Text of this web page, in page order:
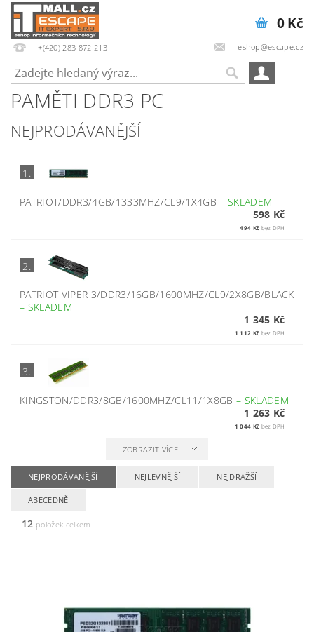
+(420) 283 872 213 eshop@escape.cz
0 Kč
PAMĚTI DDR3 PC
NEJPRODÁVANĚJŠÍ
1.
PATRIOT/DDR3/4GB/1333MHZ/CL9/1X4GB– SKLADEM
598 Kč
494 Kč bez DPH
2.
PATRIOT VIPER 3/DDR3/16GB/1600MHZ/CL9/2X8GB/BLACK
– SKLADEM
1 345 Kč
1 112 Kč bez DPH
3.
KINGSTON/DDR3/8GB/1600MHZ/CL11/1X8GB – SKLADEM
1 263 Kč
1 044 Kč bez DPH
ZOBRAZIT VÍCE
NEJPRODÁVANĚJŠÍ NEJLEVNĚJŠÍ NEJDRAŽŠÍ
ABECEDNĚ
12 položek celkem